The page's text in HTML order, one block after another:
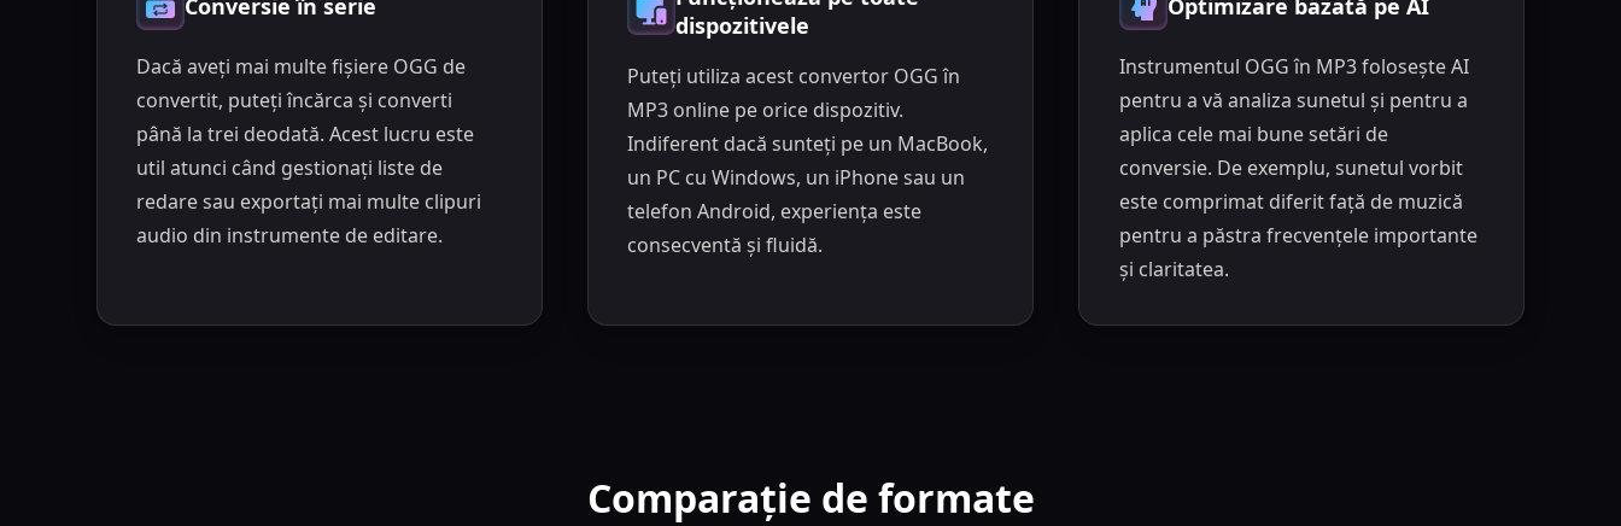
Dacă aveți mai multe fișiere OGG de
convertit, puteți încărca și converti
până la trei deodată. Acest lucru este
util atunci când gestionați liste de
redare sau exportați mai multe clipuri
audio din instrumente de editare.
dispozitivele
Puteți utiliza acest convertor OGG în
MP3 online pe orice dispozitiv.
Indiferent dacă sunteți pe un MacBook,
un PC cu Windows, un iPhone sau un
telefon Android, experiența este
consecventă și fluidă.
Instrumentul OGG în MP3 folosește AI
pentru a vă analiza sunetul și pentru a
aplica cele mai bune setări de
conversie. De exemplu, sunetul vorbit
este comprimat diferit față de muzică
pentru a păstra frecvențele importante
și claritatea.
Comparație de formate